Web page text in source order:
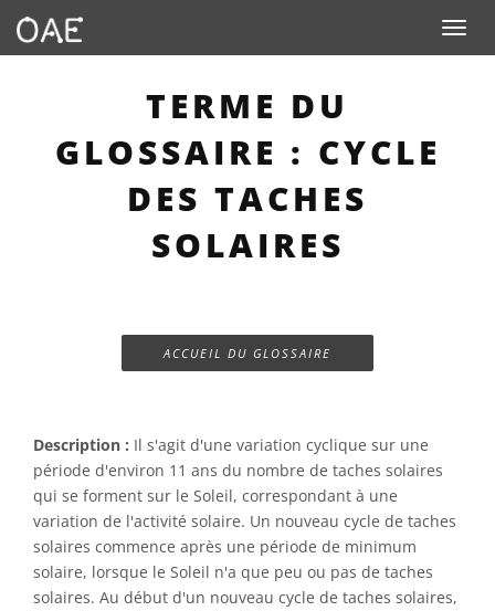
Toggle
TERME DU
GLOSSAIRE : CYCLE
DES TACHES
SOLAIRES
ACCUEIL DU GLOSSAIRE
Description : Il s'agit d'une variation cyclique sur une
période d'environ 11 ans du nombre de taches solaires
qui se forment sur le Soleil, correspondant à une
variation de l'activité solaire. Un nouveau cycle de taches
solaires commence après une période de minimum
solaire, lorsque le Soleil n'a que peu ou pas de taches
solaires. Au début d'un nouveau cycle de taches solaires,